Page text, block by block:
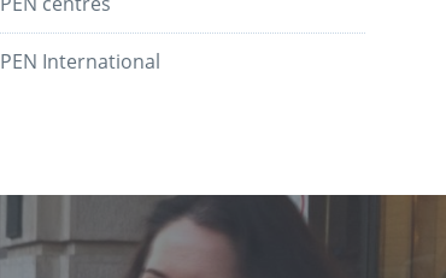
PEN International